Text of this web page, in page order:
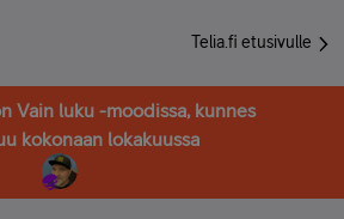
Telia.fi etusivulle
Vain luku -moodissa, kunnes
kokonaan lokakuussa